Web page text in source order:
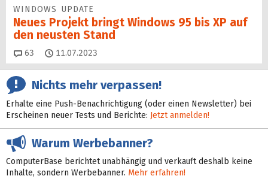
WINDOWS UPDATE
Neues Projekt bringt Windows 95 bis XP auf
den neusten Stand
63 Kommentare
11.07.2023
Nichts mehr verpassen!
Erhalte eine Push-Benachrichtigung (oder einen Newsletter) bei
Erscheinen neuer Tests und Berichte: Jetzt anmelden!
Warum Werbebanner?
ComputerBase berichtet unabhängig und verkauft deshalb keine
Inhalte, sondern Werbebanner. Mehr erfahren!